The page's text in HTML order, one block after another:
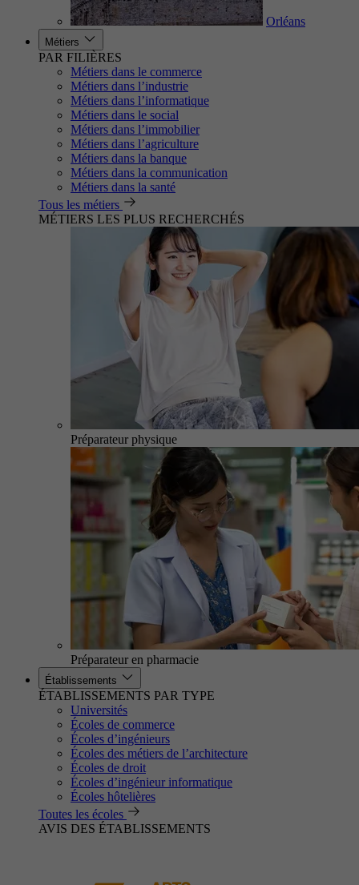
Orléans
Métiers
PAR FILIÈRES
Métiers dans le commerce
Métiers dans l’industrie
Métiers dans l’informatique
Métiers dans le social
Métiers dans l’immobilier
Métiers dans l’agriculture
Métiers dans la banque
Métiers dans la communication
Métiers dans la santé
Tous les métiers
MÉTIERS LES PLUS RECHERCHÉS
Préparateur physique
Préparateur en pharmacie
Établissements
ÉTABLISSEMENTS PAR TYPE
Universités
Écoles de commerce
Écoles d’ingénieurs
Écoles des métiers de l’architecture
Écoles de droit
Écoles d’ingénieur informatique
Écoles hôtelières
Toutes les écoles
AVIS DES ÉTABLISSEMENTS